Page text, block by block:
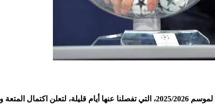
لموسم 2025/2026، التي تفصلنا عنها أيام قليلة، لتعلن اكتمال المتعة